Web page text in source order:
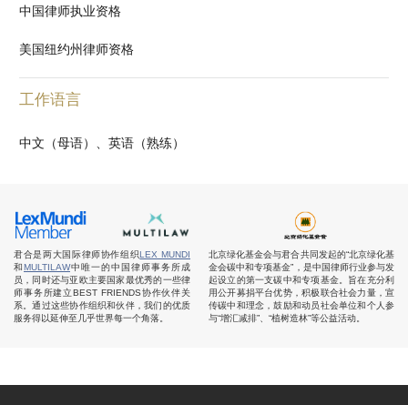
中国律师执业资格
美国纽约州律师资格
工作语言
中文（母语）、英语（熟练）
君合是两大国际律师协作组织LEX MUNDI
和MULTILAW中唯一的中国律师事务所成
员，同时还与亚欧主要国家最优秀的一些律
师事务所建立BEST FRIENDS协作伙伴关
系。通过这些协作组织和伙伴，我们的优质
服务得以延伸至几乎世界每一个角落。
北京绿化基金会与君合共同发起的“北京绿化基
金会碳中和专项基金”，是中国律师行业参与发
起设立的第一支碳中和专项基金。旨在充分利
用公开募捐平台优势，积极联合社会力量，宣
传碳中和理念，鼓励和动员社会单位和个人参
与“增汇减排”、“植树造林”等公益活动。